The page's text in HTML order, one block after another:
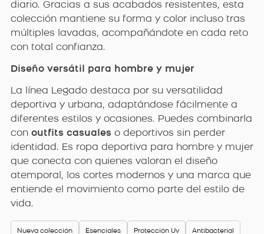
diario. Gracias a sus acabados resistentes, esta
colección mantiene su forma y color incluso tras
múltiples lavadas, acompañándote en cada reto
con total confianza.
Diseño versátil para hombre y mujer
La línea Legado destaca por su versatilidad
deportiva y urbana, adaptándose fácilmente a
diferentes estilos y ocasiones. Puedes combinarla
con outfits casuales o deportivos sin perder
identidad. Es ropa deportiva para hombre y mujer
que conecta con quienes valoran el diseño
atemporal, los cortes modernos y una marca que
entiende el movimiento como parte del estilo de
vida.
Nueva colección Esenciales Protección Uv Antibacterial